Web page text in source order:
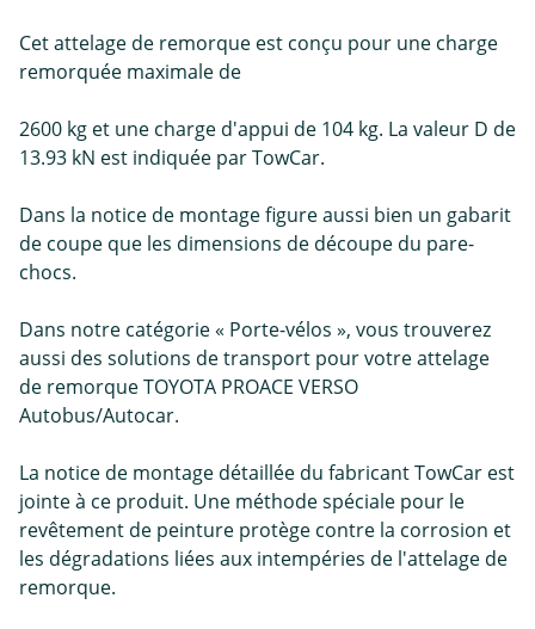
Cet attelage de remorque est conçu pour une charge
remorquée maximale de
2600 kg et une charge d'appui de 104 kg. La valeur D de
13.93 kN est indiquée par TowCar.
Dans la notice de montage figure aussi bien un gabarit
de coupe que les dimensions de découpe du pare-
chocs.
Dans notre catégorie « Porte-vélos », vous trouverez
aussi des solutions de transport pour votre attelage
de remorque TOYOTA PROACE VERSO
Autobus/Autocar.
La notice de montage détaillée du fabricant TowCar est
jointe à ce produit. Une méthode spéciale pour le
revêtement de peinture protège contre la corrosion et
les dégradations liées aux intempéries de l'attelage de
remorque.